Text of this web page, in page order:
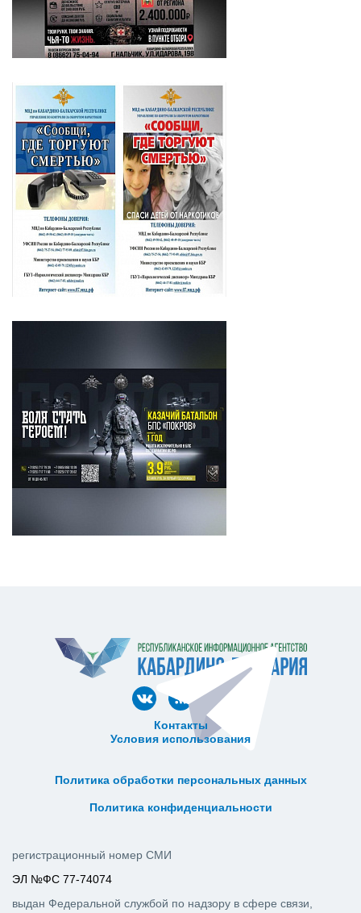
Контакты
Условия использования
Политика обработки персональных данных
Политика конфиденциальности
регистрационный номер СМИ
ЭЛ №ФС 77-74074
выдан Федеральной службой по надзору в сфере связи,